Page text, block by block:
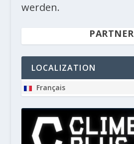
werden.
PARTNER
LOCALIZATION
Français